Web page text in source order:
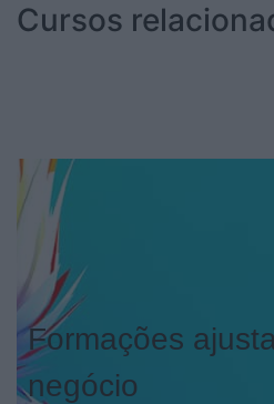
Cursos
Formações
negócio